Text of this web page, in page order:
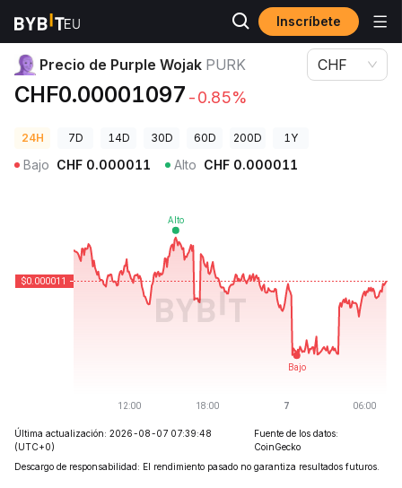
Inscríbete
Precios de Criptomonedas Precio de Purple Wojak PURK
Precio de Purple Wojak PURK
CHF0.00001097 -0.85%
CHF
24H 7D 14D 30D 60D 200D 1Y
Bajo CHF 0.000011 Alto CHF 0.000011
Última actualización: 2026-08-07 07:39:48
(UTC+0)
Fuente de los datos:
CoinGecko
Descargo de responsabilidad: El rendimiento pasado no garantiza resultados futuros.